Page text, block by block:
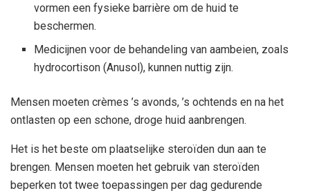
vormen een fysieke barrière om de huid te
beschermen.
Medicijnen voor de behandeling van aambeien, zoals
hydrocortison (Anusol), kunnen nuttig zijn.
Mensen moeten crèmes ’s avonds, ’s ochtends en na het
ontlasten op een schone, droge huid aanbrengen.
Het is het beste om plaatselijke steroïden dun aan te
brengen. Mensen moeten het gebruik van steroïden
beperken tot twee toepassingen per dag gedurende